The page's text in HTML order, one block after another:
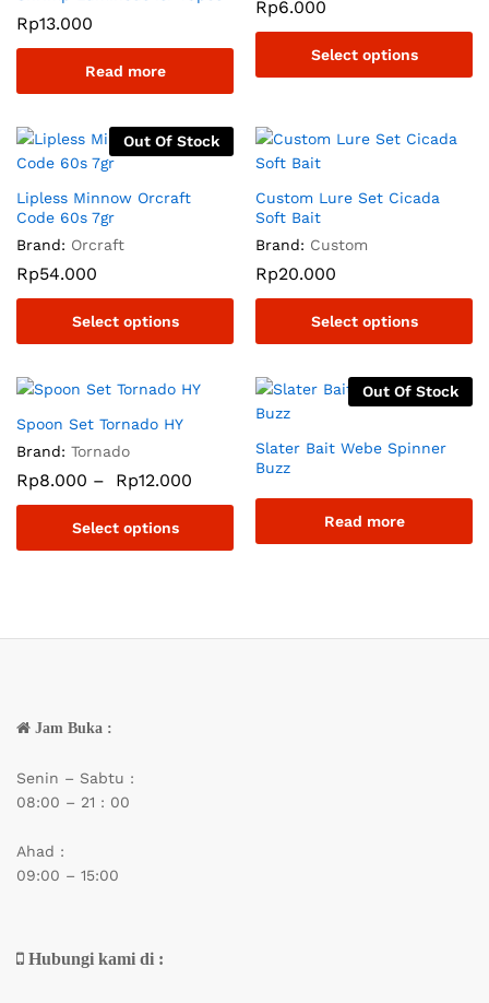
Rp13.000
Read more
Rp6.000
Select options
Out Of Stock
Lipless Minnow Orcraft
Code 60s 7gr
Brand: Orcraft
Rp54.000
Select options
Custom Lure Set Cicada
Soft Bait
Brand: Custom
Rp20.000
Select options
Spoon Set Tornado HY
Brand: Tornado
Rp8.000 – Rp12.000
Select options
Out Of Stock
Slater Bait Webe Spinner
Buzz
Read more
Jam Buka :
Senin – Sabtu :
08:00 – 21 : 00
Ahad :
09:00 – 15:00
Hubungi kami di :